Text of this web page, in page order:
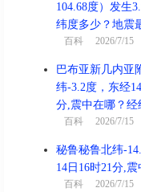
104.68度）发生
纬度多少？地震
百科 2026/7/
巴布亚新几内亚
纬-3.2度，东经
分,震中在哪？
百科 2026/7/
秘鲁秘鲁北纬-
14日16时21分,
百科 2026/7/